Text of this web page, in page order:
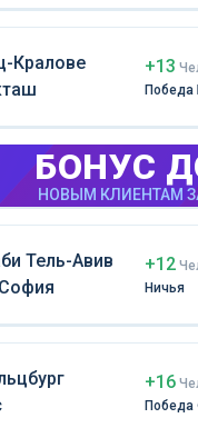
Кралове
+13
БОНУС
НОВЫМ КЛИЕНТАМ
Тель-Авив
+12
Ничья
+16
Победа